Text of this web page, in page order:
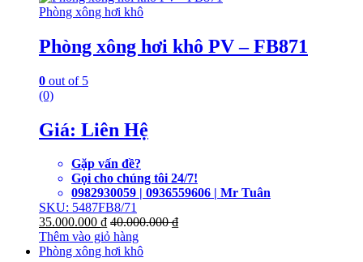
Phòng xông hơi khô
Phòng xông hơi khô PV – FB871
0 out of 5
(0)
Giá: Liên Hệ
Gặp vấn đề?
Gọi cho chúng tôi 24/7!
0982930059 | 0936559606 | Mr Tuân
SKU: 5487FB8/71
35.000.000 ₫ 40.000.000₫
Thêm vào giỏ hàng
Phòng xông hơi khô